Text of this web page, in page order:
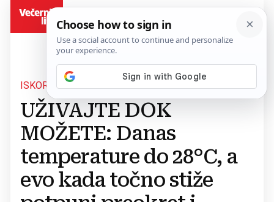
ISKORISTITE DAN
UŽIVAJTE DOK
MOŽETE: Danas
temperature do 28°C, a
evo kada točno stiže